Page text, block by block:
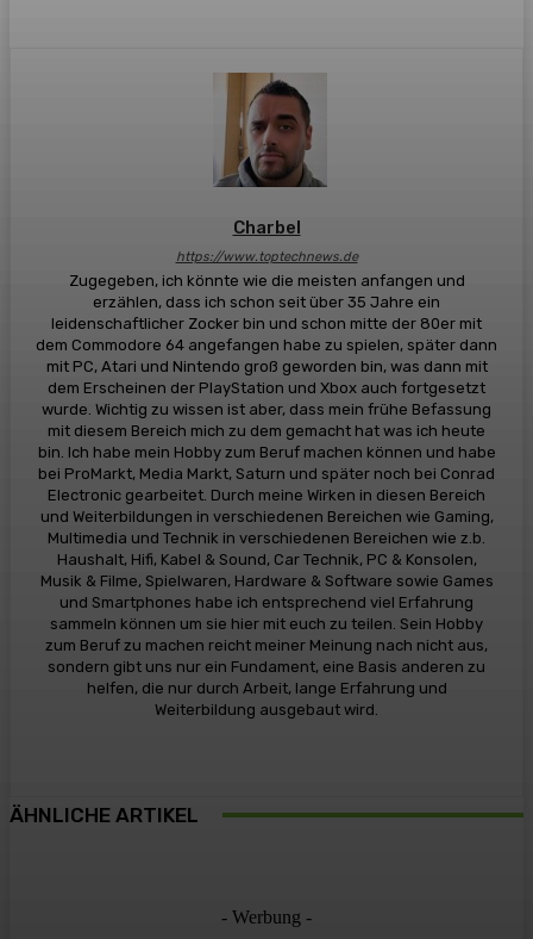
Charbel
https://www.toptechnews.de
Zugegeben, ich könnte wie die meisten anfangen und
erzählen, dass ich schon seit über 35 Jahre ein
leidenschaftlicher Zocker bin und schon mitte der 80er mit
dem Commodore 64 angefangen habe zu spielen, später dann
mit PC, Atari und Nintendo groß geworden bin, was dann mit
dem Erscheinen der PlayStation und Xbox auch fortgesetzt
wurde. Wichtig zu wissen ist aber, dass mein frühe Befassung
mit diesem Bereich mich zu dem gemacht hat was ich heute
bin. Ich habe mein Hobby zum Beruf machen können und habe
bei ProMarkt, Media Markt, Saturn und später noch bei Conrad
Electronic gearbeitet. Durch meine Wirken in diesen Bereich
und Weiterbildungen in verschiedenen Bereichen wie Gaming,
Multimedia und Technik in verschiedenen Bereichen wie z.b.
Haushalt, Hifi, Kabel & Sound, Car Technik, PC & Konsolen,
Musik & Filme, Spielwaren, Hardware & Software sowie Games
und Smartphones habe ich entsprechend viel Erfahrung
sammeln können um sie hier mit euch zu teilen. Sein Hobby
zum Beruf zu machen reicht meiner Meinung nach nicht aus,
sondern gibt uns nur ein Fundament, eine Basis anderen zu
helfen, die nur durch Arbeit, lange Erfahrung und
Weiterbildung ausgebaut wird.
ÄHNLICHE ARTIKEL
- Werbung -